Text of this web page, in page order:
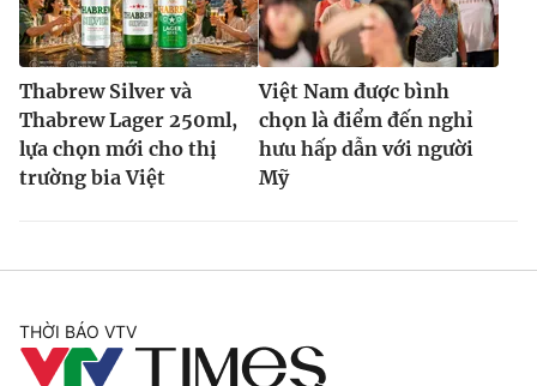
Thabrew Silver và
Thabrew Lager 250ml,
lựa chọn mới cho thị
trường bia Việt
Việt Nam được bình
chọn là điểm đến nghỉ
hưu hấp dẫn với người
Mỹ
THỜI BÁO VTV